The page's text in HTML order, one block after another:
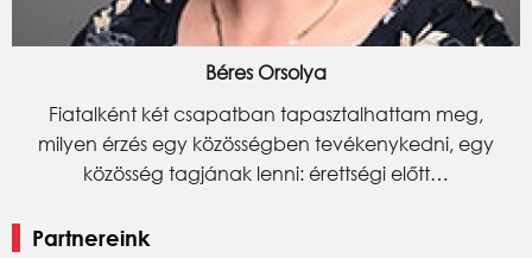
Béres Orsolya
Fiatalként két csapatban tapasztalhattam meg,
milyen érzés egy közösségben tevékenykedni, egy
közösség tagjának lenni: érettségi előtt…
Partnereink